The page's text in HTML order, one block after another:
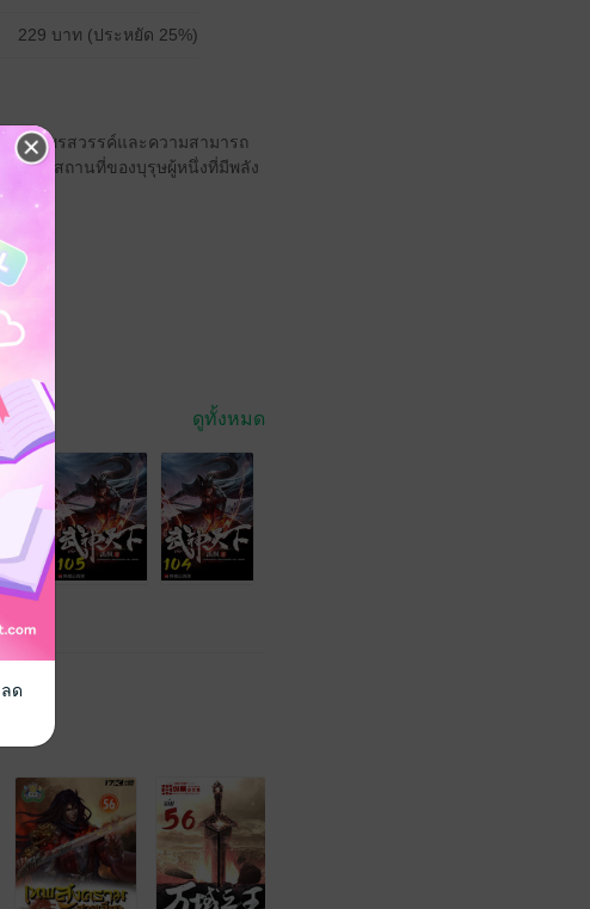
229 บาท (ประหยัด 25%)
ธที่มีพรสวรรค์และความสามารถ
นั่นเป็นสถานที่ของบุรุษผู้หนึ่งที่มีพลัง
ดูทั้งหมด
ด